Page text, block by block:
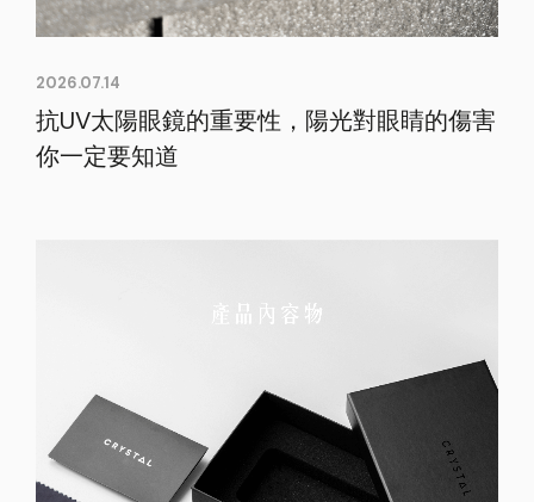
2026.07.14
抗UV太陽眼鏡的重要性，陽光對眼睛的傷害
你一定要知道